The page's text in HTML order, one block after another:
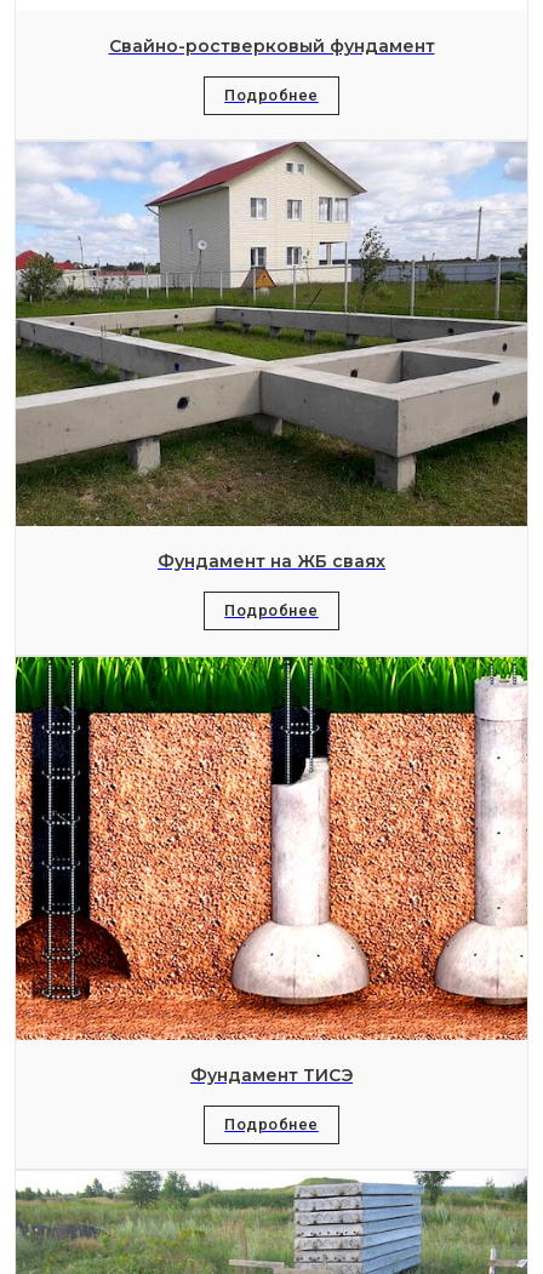
Свайно-ростверковый фундамент
Подробнее
Фундамент на ЖБ сваях
Подробнее
Фундамент ТИСЭ
Подробнее